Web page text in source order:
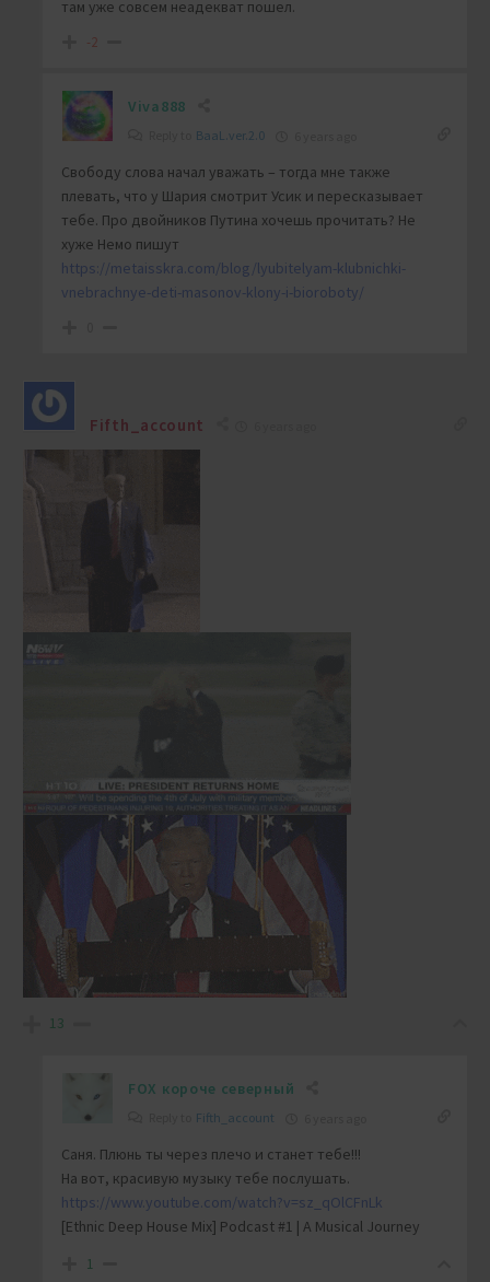
там уже совсем неадекват пошел.
-2
Viva888
BaaL.ver.2.0
Свободу слова начал уважать – тогда мне также
плевать, что у Шария смотрит Усик и пересказывает
тебе. Про двойников Путина хочешь прочитать? Не
хуже Немо пишут
https://metaisskra.com/blog/lyubitelyam-klubnichki-
vnebrachnye-deti-masonov-klony-i-bioroboty/
Fifth_account
13
FOX короче северный
Fifth_account
Саня. Плюнь ты через плечо и станет тебе!!!
На вот, красивую музыку тебе послушать.
https://www.youtube.com/watch?v=sz_qOlCFnLk
[Ethnic Deep House Mix] Podcast #1 | A Musical Journey
1